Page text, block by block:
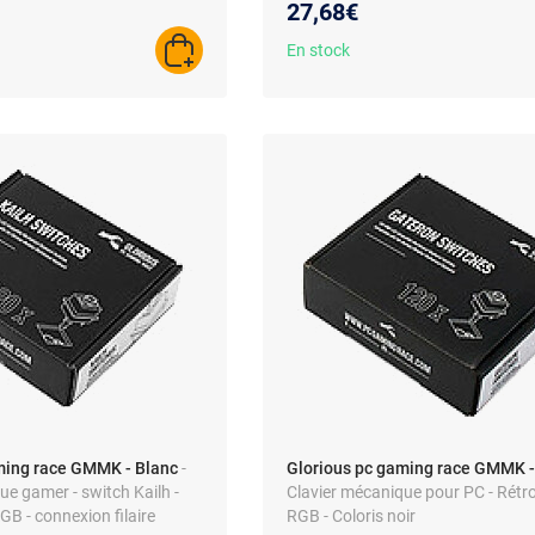
AJOUTER AU PANIER
27,68€
En stock
race GMMK - Blanc-
gamer - switch Kailh -
- connexion filaire
Glorious pc gaming race GMMK
Clavier mécanique pour PC -
RGB - Coloris noir